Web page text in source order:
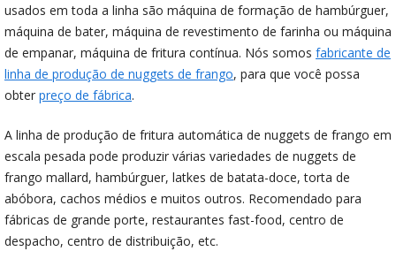
usados em toda a linha são máquina de formação de hambúrguer,
máquina de bater, máquina de revestimento de farinha ou máquina
de empanar, máquina de fritura contínua. Nós somos fabricante de
linha de produção de nuggets de frango, para que você possa
obter preço de fábrica.
A linha de produção de fritura automática de nuggets de frango em
escala pesada pode produzir várias variedades de nuggets de
frango mallard, hambúrguer, latkes de batata-doce, torta de
abóbora, cachos médios e muitos outros. Recomendado para
fábricas de grande porte, restaurantes fast-food, centro de
despacho, centro de distribuição, etc.